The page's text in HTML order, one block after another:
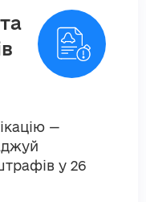
—
у 26